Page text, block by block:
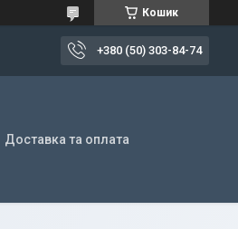
Кошик
+380 (50) 303-84-74
Доставка та оплата